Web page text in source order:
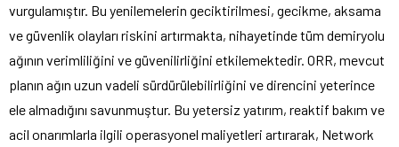
vurgulamıştır. Bu yenilemelerin geciktirilmesi, gecikme, aksama
ve güvenlik olayları riskini artırmakta, nihayetinde tüm demiryolu
ağının verimliliğini ve güvenilirliğini etkilemektedir. ORR, mevcut
planın ağın uzun vadeli sürdürülebilirliğini ve direncini yeterince
ele almadığını savunmuştur. Bu yetersiz yatırım, reaktif bakım ve
acil onarımlarla ilgili operasyonel maliyetleri artırarak, Network